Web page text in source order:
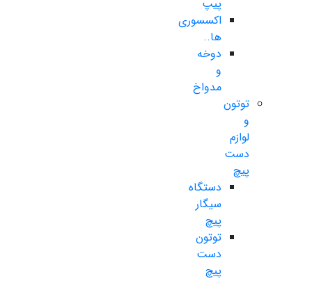
پیپ
اکسسوری
ها..
دوخه
و
مدواخ
توتون
و
لوازم
دست
پیچ
دستگاه
سیگار
پیچ
توتون
دست
پیچ